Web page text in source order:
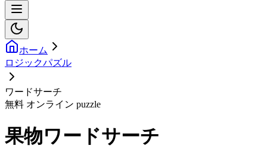
ホーム
ロジックパズル
ワードサーチ
無料 オンライン puzzle
果物ワードサーチ